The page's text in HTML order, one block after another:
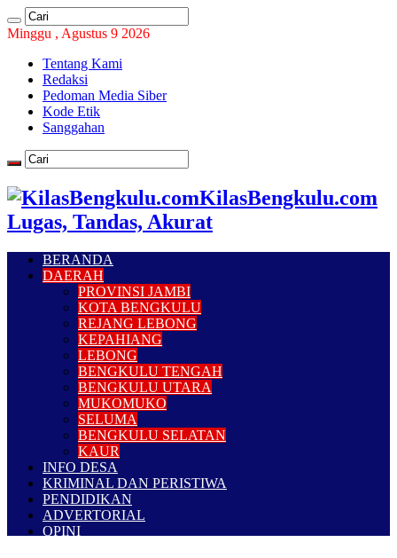
Minggu , Agustus 9 2026
Tentang Kami
Redaksi
Pedoman Media Siber
Kode Etik
Sanggahan
KilasBengkulu.com
Lugas, Tandas, Akurat
BERANDA
DAERAH
PROVINSI JAMBI
KOTA BENGKULU
REJANG LEBONG
KEPAHIANG
LEBONG
BENGKULU TENGAH
BENGKULU UTARA
MUKOMUKO
SELUMA
BENGKULU SELATAN
KAUR
INFO DESA
KRIMINAL DAN PERISTIWA
PENDIDIKAN
ADVERTORIAL
OPINI